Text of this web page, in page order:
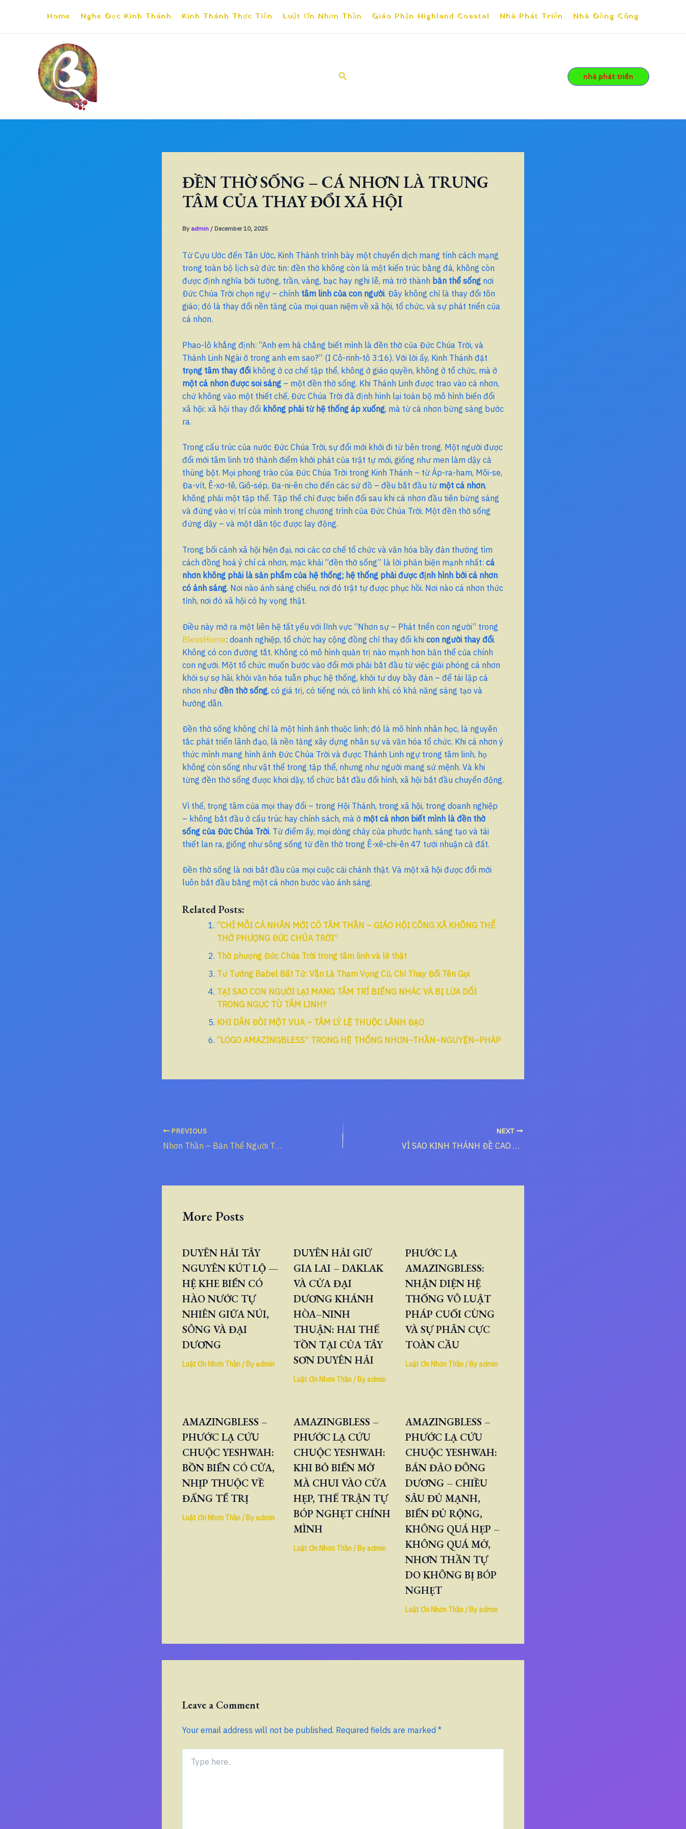
Home Nghe Đọc Kinh Thánh Kinh Thánh Thực Tiễn Luật Ơn Nhơn Thần Giáo Phận Highland Coastal Nhà Phát Triển Nhà Đồng Công
Search nhà phát triển
ĐỀN THỜ SỐNG – CÁ NHƠN LÀ TRUNG
TÂM CỦA THAY ĐỔI XÃ HỘI
By admin / December 10, 2025
Từ Cựu Ước đến Tân Ước, Kinh Thánh trình bày một chuyển dịch mang tính cách mạng
trong toàn bộ lịch sử đức tin: đền thờ không còn là một kiến trúc bằng đá, không còn
được định nghĩa bởi tường, trần, vàng, bạc hay nghi lễ, mà trở thành bản thể sống nơi
Đức Chúa Trời chọn ngự – chính tâm linh của con người. Đây không chỉ là thay đổi tôn
giáo; đó là thay đổi nền tảng của mọi quan niệm về xã hội, tổ chức, và sự phát triển của
cá nhơn.
Phao-lô khẳng định: “Anh em há chẳng biết mình là đền thờ của Đức Chúa Trời, và
Thánh Linh Ngài ở trong anh em sao?” (I Cô-rinh-tô 3:16). Với lời ấy, Kinh Thánh đặt
trọng tâm thay đổi không ở cơ chế tập thể, không ở giáo quyền, không ở tổ chức, mà ở
một cá nhơn được soi sáng – một đền thờ sống. Khi Thánh Linh được trao vào cá nhơn,
chứ không vào một thiết chế, Đức Chúa Trời đã định hình lại toàn bộ mô hình biến đổi
xã hội: xã hội thay đổi không phải từ hệ thống áp xuống, mà từ cá nhơn bừng sáng bước
ra.
Trong cấu trúc của nước Đức Chúa Trời, sự đổi mới khởi đi từ bên trong. Một người được
đổi mới tâm linh trở thành điểm khởi phát của trật tự mới, giống như men làm dậy cả
thùng bột. Mọi phong trào của Đức Chúa Trời trong Kinh Thánh – từ Áp-ra-ham, Môi-se,
Đa-vít, Ê-xơ-tê, Giô-sép, Đa-ni-ên cho đến các sứ đồ – đều bắt đầu từ một cá nhơn,
không phải một tập thể. Tập thể chỉ được biến đổi sau khi cá nhơn đầu tiên bừng sáng
và đứng vào vị trí của mình trong chương trình của Đức Chúa Trời. Một đền thờ sống
đứng dậy – và một dân tộc được lay động.
Trong bối cảnh xã hội hiện đại, nơi các cơ chế tổ chức và văn hóa bầy đàn thường tìm
cách đồng hoá ý chí cá nhơn, mặc khải “đền thờ sống” là lời phản biện mạnh nhất: cá
nhơn không phải là sản phẩm của hệ thống; hệ thống phải được định hình bởi cá nhơn
có ánh sáng. Nơi nào ánh sáng chiếu, nơi đó trật tự được phục hồi. Nơi nào cá nhơn thức
tỉnh, nơi đó xã hội có hy vọng thật.
Điều này mở ra một liên hệ tất yếu với lĩnh vực “Nhơn sự – Phát triển con người” trong
BlessHome: doanh nghiệp, tổ chức hay cộng đồng chỉ thay đổi khi con người thay đổi.
Không có con đường tắt. Không có mô hình quản trị nào mạnh hơn bản thể của chính
con người. Một tổ chức muốn bước vào đổi mới phải bắt đầu từ việc giải phóng cá nhơn
khỏi sự sợ hãi, khỏi văn hóa tuẫn phục hệ thống, khỏi tư duy bầy đàn – để tái lập cá
nhơn như đền thờ sống, có giá trị, có tiếng nói, có linh khí, có khả năng sáng tạo và
hướng dẫn.
Đền thờ sống không chỉ là một hình ảnh thuộc linh; đó là mô hình nhân học, là nguyên
tắc phát triển lãnh đạo, là nền tảng xây dựng nhân sự và văn hóa tổ chức. Khi cá nhơn ý
thức mình mang hình ảnh Đức Chúa Trời và được Thánh Linh ngự trong tâm linh, họ
không còn sống như vật thể trong tập thể, nhưng như người mang sứ mệnh. Và khi
từng đền thờ sống được khơi dậy, tổ chức bắt đầu đổi hình, xã hội bắt đầu chuyển động.
Vì thế, trọng tâm của mọi thay đổi – trong Hội Thánh, trong xã hội, trong doanh nghiệp
– không bắt đầu ở cấu trúc hay chính sách, mà ở một cá nhơn biết mình là đền thờ
sống của Đức Chúa Trời. Từ điểm ấy, mọi dòng chảy của phước hạnh, sáng tạo và tái
thiết lan ra, giống như sông sống từ đền thờ trong Ê-xê-chi-ên 47 tưới nhuận cả đất.
Đền thờ sống là nơi bắt đầu của mọi cuộc cải chánh thật. Và một xã hội được đổi mới
luôn bắt đầu bằng một cá nhơn bước vào ánh sáng.
Related Posts:
“CHỈ MỖI CÁ NHÂN MỚI CÓ TÂM THẦN – GIÁO HỘI CÔNG XÃ KHÔNG THỂ
THỜ PHƯỢNG ĐỨC CHÚA TRỜI”
Thờ phượng Đức Chúa Trời trong tâm linh và lẽ thật
Tư Tưởng Babel Bất Tử: Vẫn Là Tham Vọng Cũ, Chỉ Thay Đổi Tên Gọi
TẠI SAO CON NGƯỜI LẠI MANG TÂM TRÍ BIẾNG NHÁC VÀ BỊ LỪA DỐI
TRONG NGỤC TÙ TÂM LINH?
KHI DÂN ĐÒI MỘT VUA – TÂM LÝ LỆ THUỘC LÃNH ĐẠO
“LOGO AMAZINGBLESS” TRONG HỆ THỐNG NHƠN–THẦN–NGUYỆN–PHÁP
PREVIOUS
Nhơn Thần – Bản Thể Người Tự Chủ Trong Ánh Sáng
NEXT
VÌ SAO KINH THÁNH ĐỀ CAO TRÁCH NHIỆM CÁ NHƠN
More Posts
DUYÊN HẢI TÂY
NGUYÊN KÚT LỘ —
HỆ KHE BIỂN CÓ
HÀO NƯỚC TỰ
NHIÊN GIỮA NÚI,
SÔNG VÀ ĐẠI
DƯƠNG
Luật Ơn Nhơn Thần/ Byadmin
DUYÊN HẢI GIỮ
GIA LAI – DAKLAK
VÀ CỬA ĐẠI
DƯƠNG KHÁNH
HÒA–NINH
THUẬN: HAI THẾ
TỒN TẠI CỦA TÂY
SƠN DUYÊN HẢI
Luật Ơn Nhơn Thần/ Byadmin
PHƯỚC LẠ
AMAZINGBLESS:
NHẬN DIỆN HỆ
THỐNG VÔ LUẬT
PHÁP CUỐI CÙNG
VÀ SỰ PHÂN CỰC
TOÀN CẦU
Luật Ơn Nhơn Thần/ Byadmin
AMAZINGBLESS –
PHƯỚC LẠ CỨU
CHUỘC YESHWAH:
BỒN BIỂN CÓ CỬA,
NHỊP THUỘC VỀ
ĐẤNG TỂ TRỊ
Luật Ơn Nhơn Thần/ Byadmin
AMAZINGBLESS –
PHƯỚC LẠ CỨU
CHUỘC YESHWAH:
KHI BỎ BIỂN MỞ
MÀ CHUI VÀO CỬA
HẸP, THẾ TRẬN TỰ
BÓP NGHẸT CHÍNH
MÌNH
Luật Ơn Nhơn Thần/ Byadmin
AMAZINGBLESS –
PHƯỚC LẠ CỨU
CHUỘC YESHWAH:
BÁN ĐẢO ĐÔNG
DƯƠNG – CHIỀU
SÂU ĐỦ MẠNH,
BIỂN ĐỦ RỘNG,
KHÔNG QUÁ HẸP –
KHÔNG QUÁ MỞ,
NHƠN THẦN TỰ
DO KHÔNG BỊ BÓP
NGHẸT
Luật Ơn Nhơn Thần/ Byadmin
Leave a Comment
Your email address will not be published. Required fields are marked *
here..